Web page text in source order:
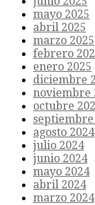
mayo 2025
abril 2025
marzo 2025
febrero
enero 2025
diciembre
noviembre
octubre
septiembre
agosto 2024
julio 2024
junio 2024
mayo 2024
abril 2024
marzo 2024